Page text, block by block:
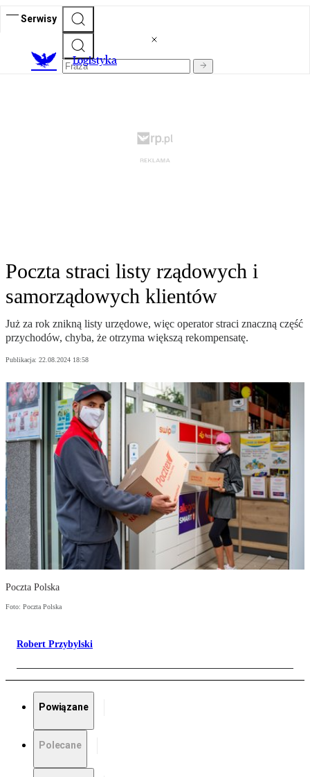
Serwisy
Logistyka
Poczta straci listy rządowych i
samorządowych klientów
Już za rok znikną listy urzędowe, więc operator straci znaczną część
przychodów, chyba, że otrzyma większą rekompensatę.
Publikacja: 22.08.2024 18:58
Poczta Polska
Foto: Poczta Polska
Robert Przybylski
Powiązane
Polecane